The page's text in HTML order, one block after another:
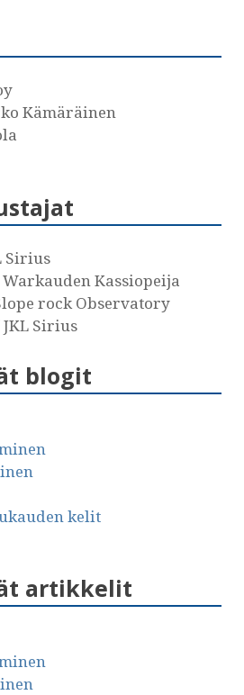
Kämäräinen
Sirius
Kassiopeija
rock Observatory
Sirius
blogit
kelit
artikkelit